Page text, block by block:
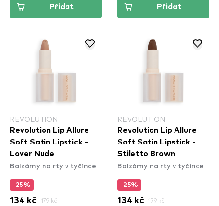
Přidat Přidat
REVOLUTION
Revolution Lip Allure
Soft Satin Lipstick -
Lover Nude
Balzámy na rty v tyčince
-25%
134 kč 179 kč
REVOLUTION
Revolution Lip Allure
Soft Satin Lipstick -
Stiletto Brown
Balzámy na rty v tyčince
-25%
134 kč 179 kč